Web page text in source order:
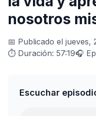
nosotros
📅 Publicado el jueves,
⏱️ Duración: 57:19🎧
Escuchar